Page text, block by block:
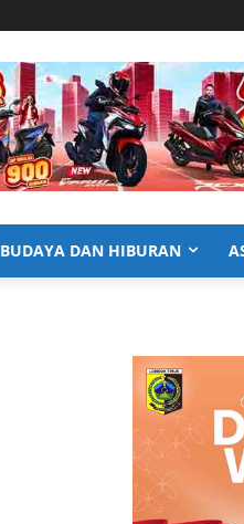
BUDAYA DAN HIBURAN